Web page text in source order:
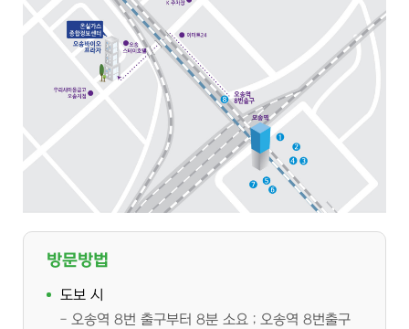
방문방법
도보 시
오송역 8번 출구부터 8분 소요 ; 오송역 8번출구